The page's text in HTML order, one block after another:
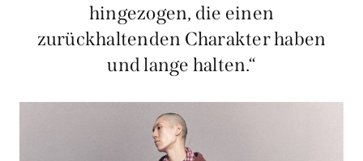
hingezogen, die einen
zurückhaltenden Charakter haben
und lange halten.“